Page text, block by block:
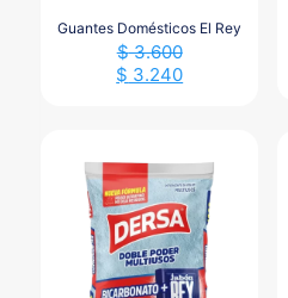
Guantes Domésticos El Rey
$3.600
$ 3.240
múltiples
variantes.
Las
opciones
se
pueden